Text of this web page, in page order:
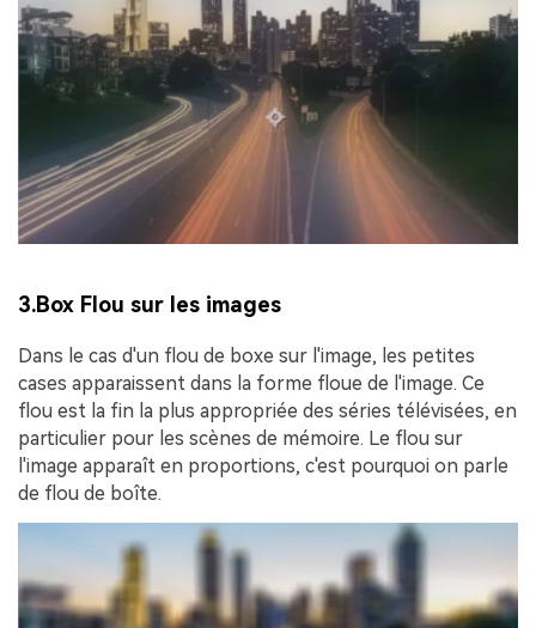
3.Box Flou sur les images
Dans le cas d'un flou de boxe sur l'image, les petites
cases apparaissent dans la forme floue de l'image. Ce
flou est la fin la plus appropriée des séries télévisées, en
particulier pour les scènes de mémoire. Le flou sur
l'image apparaît en proportions, c'est pourquoi on parle
de flou de boîte.